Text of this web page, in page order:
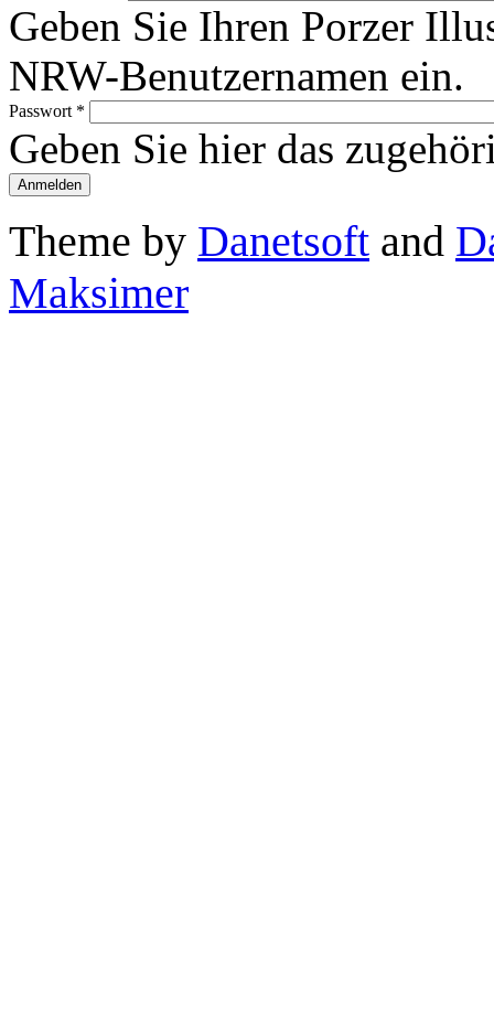
Geben Sie Ihren Porzer
NRW-Benutzernamen ein.
Passwort *
Geben Sie hier das
Theme by Danetsoft and
Maksimer